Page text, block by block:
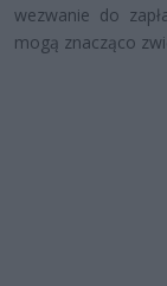
wezwanie do
mogą znacząco